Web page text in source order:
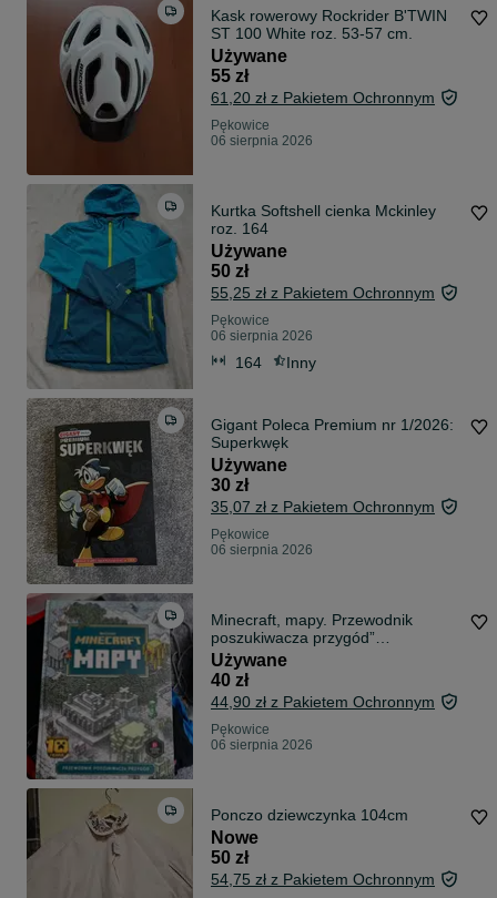
Kask rowerowy Rockrider B'TWIN
ST 100 White roz. 53-57 cm.
Używane
55 zł
61,20 zł z Pakietem Ochronnym
Pękowice
06 sierpnia 2026
Kurtka Softshell cienka Mckinley
roz. 164
Używane
50 zł
55,25 zł z Pakietem Ochronnym
Pękowice
06 sierpnia 2026
164 Inny
Gigant Poleca Premium nr 1/2026:
Superkwęk
Używane
30 zł
35,07 zł z Pakietem Ochronnym
Pękowice
06 sierpnia 2026
Minecraft, mapy. Przewodnik
poszukiwacza przygód”
wydawnictwa Egmont.
Używane
40 zł
44,90 zł z Pakietem Ochronnym
Pękowice
06 sierpnia 2026
Ponczo dziewczynka 104cm
Nowe
50 zł
54,75 zł z Pakietem Ochronnym